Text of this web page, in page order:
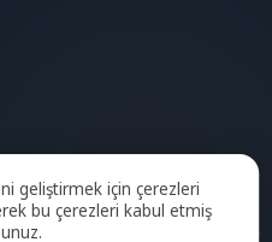
geliştirmek için çerezleri
bu çerezleri kabul etmiş